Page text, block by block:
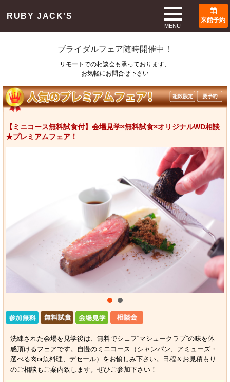
RUBY JACK'S
MENU
来館予約
ブライダルフェア随時開催中！
リモートでの相談会も承っております、
お気軽にお問合せ下さい
【ミニコース無料試食付】会場見学×無料試食×オリジナルWD相談
★プレミアムフェア！
洗練された会場を見学後は、無料でシェフ“マシュークラブ”の味を体
感頂けるフェアです。自慢のミニコース（シャンパン、アミューズ・
選べる肉or魚料理、デセール）をお愉しみ下さい。日程＆お見積もり
のご相談もご案内致します。ぜひご参加下さい！